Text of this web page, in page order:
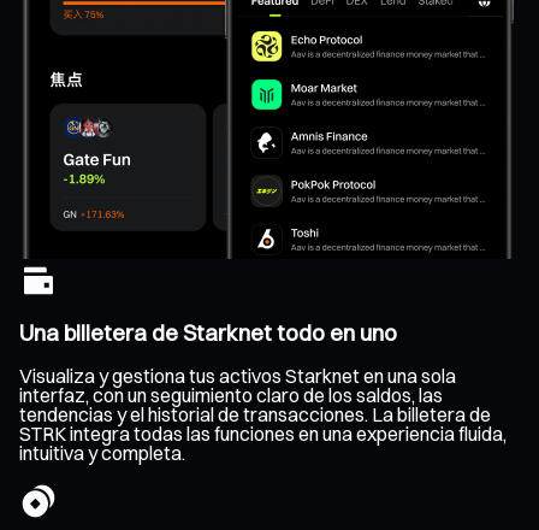
Una billetera de Starknet todo en uno
Visualiza y gestiona tus activos Starknet en una sola
interfaz, con un seguimiento claro de los saldos, las
tendencias y el historial de transacciones. La billetera de
STRK integra todas las funciones en una experiencia fluida,
intuitiva y completa.